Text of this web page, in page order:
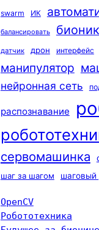
swarm ИК
балансировать
датчик дрон интерфейс
манипулятор
нейронная сеть
распознавание
сервомашинка
шаг за шагом шаговый
OpenCV
Робототехника